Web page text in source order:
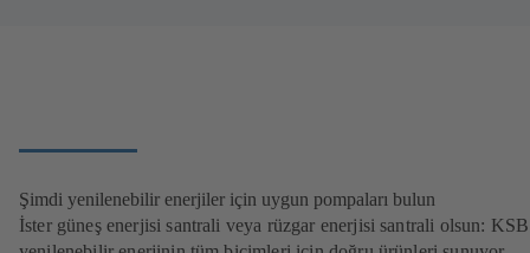
Şimdi yenilenebilir enerjiler için uygun pompaları bulun
İster güneş enerjisi santrali veya rüzgar enerjisi santrali olsun: KSB